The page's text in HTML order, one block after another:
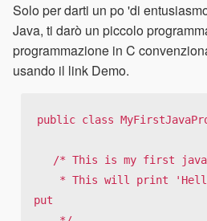
Solo per darti un po 'di
Java, ti darò un piccolo
programmazione in C
usando il link Demo.
public class
put